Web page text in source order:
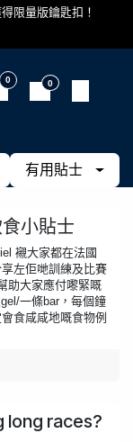
限量版鑰匙扣！
0 0
有用貼士
小貼士
襯大家都在法國
左佢哋訓練及比賽
助大家應付嚟緊嘅
一條bar，每個鐘
食咸咸地嘅食物例
long races?